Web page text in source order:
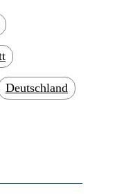
Deutschland